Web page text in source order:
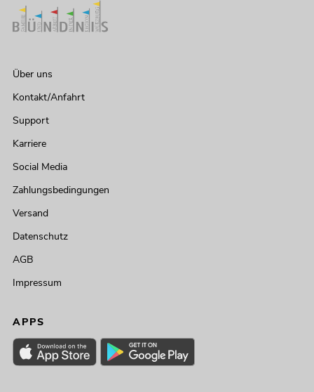
Über uns
Kontakt/Anfahrt
Support
Karriere
Social Media
Zahlungsbedingungen
Versand
Datenschutz
AGB
Impressum
APPS